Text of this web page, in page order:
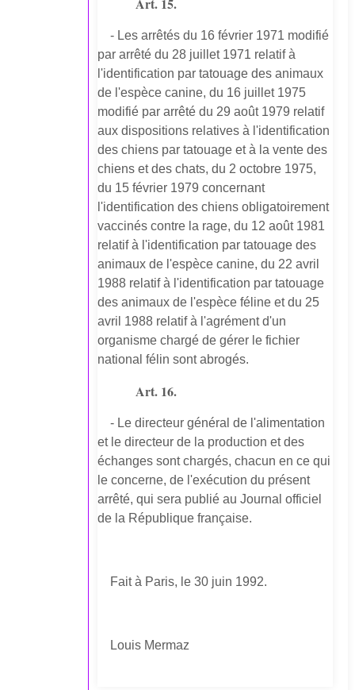
Art. 15.
- Les arrêtés du 16 février 1971 modifié
par arrêté du 28 juillet 1971 relatif à
l'identification par tatouage des animaux
de l'espèce canine, du 16 juillet 1975
modifié par arrêté du 29 août 1979 relatif
aux dispositions relatives à l'identification
des chiens par tatouage et à la vente des
chiens et des chats, du 2 octobre 1975,
du 15 février 1979 concernant
l'identification des chiens obligatoirement
vaccinés contre la rage, du 12 août 1981
relatif à l'identification par tatouage des
animaux de l'espèce canine, du 22 avril
1988 relatif à l'identification par tatouage
des animaux de l'espèce féline et du 25
avril 1988 relatif à l'agrément d'un
organisme chargé de gérer le fichier
national félin sont abrogés.
Art. 16.
- Le directeur général de l'alimentation
et le directeur de la production et des
échanges sont chargés, chacun en ce qui
le concerne, de l'exécution du présent
arrêté, qui sera publié au Journal officiel
de la République française.
Fait à Paris, le 30 juin 1992.
Louis Mermaz